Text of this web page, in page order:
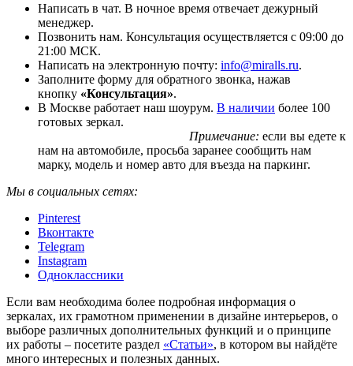
Написать в чат. В ночное время отвечает дежурный
менеджер.
Позвонить нам. Консультация осуществляется с 09:00 до
21:00 МСК.
Написать на электронную почту: info@miralls.ru.
Заполните форму для обратного звонка, нажав
кнопку «Консультация».
В Москве работает наш шоурум. В наличии более 100
готовых зеркал.
Примечание: если вы едете к
нам на автомобиле, просьба заранее сообщить нам
марку, модель и номер авто для въезда на паркинг.
Мы в социальных сетях:
Pinterest
Вконтакте
Telegram
Instagram
Одноклассники
Если вам необходима более подробная информация о
зеркалах, их грамотном применении в дизайне интерьеров, о
выборе различных дополнительных функций и о принципе
их работы – посетите раздел «Статьи», в котором вы найдёте
много интересных и полезных данных.